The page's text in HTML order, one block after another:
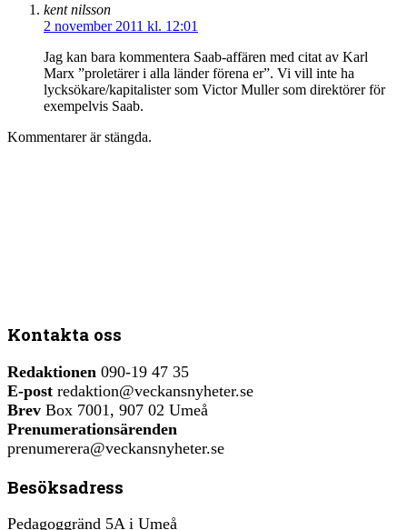
kent nilsson
2 november 2011 kl. 12:01
Jag kan bara kommentera Saab-affären med citat av Karl
Marx ”proletärer i alla länder förena er”. Vi vill inte ha
lycksökare/kapitalister som Victor Muller som direktörer för
exempelvis Saab.
Kommentarer är stängda.
Kontakta oss
Redaktionen 090-19 47 35
E-post redaktion@veckansnyheter.se
Brev Box 7001, 907 02 Umeå
Prenumerationsärenden
prenumerera@veckansnyheter.se
Besöksadress
Pedagoggränd 5A i Umeå